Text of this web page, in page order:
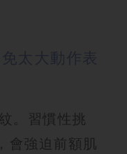
。習慣性挑
，會強迫前額肌